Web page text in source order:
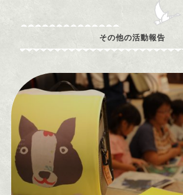
その他の活動報告